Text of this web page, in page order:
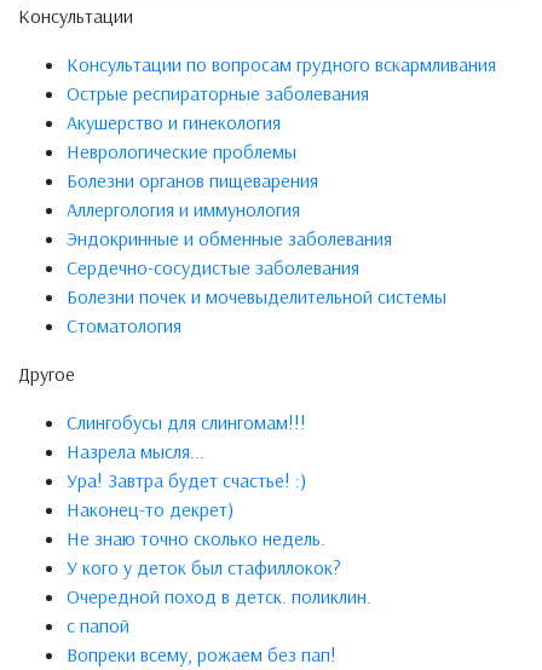
Консультации
Консультации по вопросам грудного вскармливания
Острые респираторные заболевания
Акушерство и гинекология
Неврологические проблемы
Болезни органов пищеварения
Аллергология и иммунология
Эндокринные и обменные заболевания
Сердечно-сосудистые заболевания
Болезни почек и мочевыделительной системы
Стоматология
Другое
Слингобусы для слингомам!!!
Назрела мысля...
Ура! Завтра будет счастье! :)
Наконец-то декрет)
Не знаю точно сколько недель.
У кого у деток был стафиллокок?
Очередной поход в детск. поликлин.
с папой
Вопреки всему, рожаем без пап!